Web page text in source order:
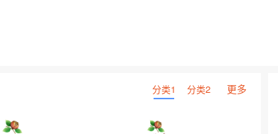
分类1 分类2 更多